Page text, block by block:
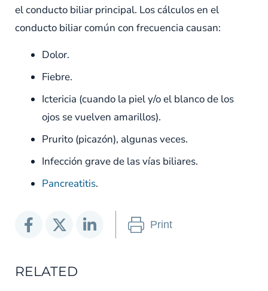
el conducto biliar principal. Los cálculos en el
conducto biliar común con frecuencia causan:
Dolor.
Fiebre.
Ictericia (cuando la piel y/o el blanco de los
ojos se vuelven amarillos).
Prurito (picazón), algunas veces.
Infección grave de las vías biliares.
Pancreatitis.
Print
RELATED